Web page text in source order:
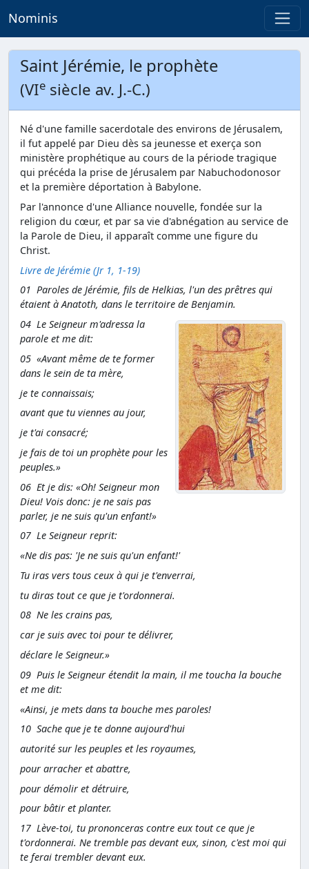
Nominis
Saint Jérémie, le prophète
(VIe siècle av. J.-C.)
Né d'une famille sacerdotale des environs de Jérusalem,
il fut appelé par Dieu dès sa jeunesse et exerça son
ministère prophétique au cours de la période tragique
qui précéda la prise de Jérusalem par Nabuchodonosor
et la première déportation à Babylone.
Par l'annonce d'une Alliance nouvelle, fondée sur la
religion du cœur, et par sa vie d'abnégation au service de
la Parole de Dieu, il apparaît comme une figure du
Christ.
Livre de Jérémie (Jr 1, 1-19)
01 Paroles de Jérémie, fils de Helkias, l'un des prêtres qui
étaient à Anatoth, dans le territoire de Benjamin.
04 Le Seigneur m'adressa la
parole et me dit:
05 «Avant même de te former
dans le sein de ta mère,
je te connaissais;
avant que tu viennes au jour,
je t'ai consacré;
je fais de toi un prophète pour les
peuples.»
06 Et je dis: «Oh! Seigneur mon
Dieu! Vois donc: je ne sais pas
parler, je ne suis qu'un enfant!»
07 Le Seigneur reprit:
«Ne dis pas: 'Je ne suis qu'un enfant!'
Tu iras vers tous ceux à qui je t'enverrai,
tu diras tout ce que je t'ordonnerai.
08 Ne les crains pas,
car je suis avec toi pour te délivrer,
déclare le Seigneur.»
09 Puis le Seigneur étendit la main, il me toucha la bouche
et me dit:
«Ainsi, je mets dans ta bouche mes paroles!
10 Sache que je te donne aujourd'hui
autorité sur les peuples et les royaumes,
pour arracher et abattre,
pour démolir et détruire,
pour bâtir et planter.
17 Lève-toi, tu prononceras contre eux tout ce que je
t'ordonnerai. Ne tremble pas devant eux, sinon, c'est moi qui
te ferai trembler devant eux.